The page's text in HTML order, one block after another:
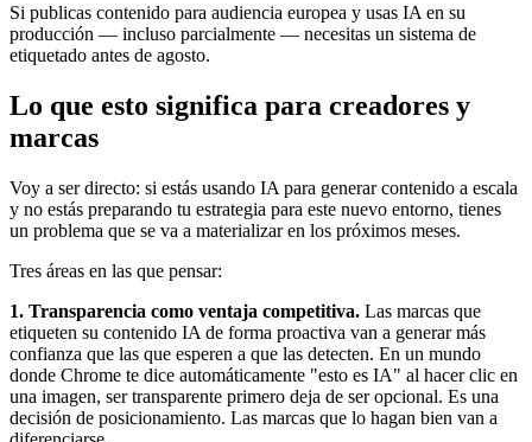
Si publicas contenido para audiencia europea y usas IA en su
producción — incluso parcialmente — necesitas un sistema de
etiquetado antes de agosto.
Lo que esto significa para creadores y
marcas
Voy a ser directo: si estás usando IA para generar contenido a escala
y no estás preparando tu estrategia para este nuevo entorno, tienes
un problema que se va a materializar en los próximos meses.
Tres áreas en las que pensar:
1. Transparencia como ventaja competitiva. Las marcas que
etiqueten su contenido IA de forma proactiva van a generar más
confianza que las que esperen a que las detecten. En un mundo
donde Chrome te dice automáticamente "esto es IA" al hacer clic en
una imagen, ser transparente primero deja de ser opcional. Es una
decisión de posicionamiento. Las marcas que lo hagan bien van a